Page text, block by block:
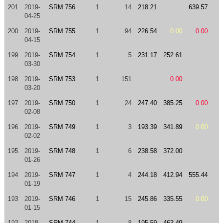
201
2019-
04-25
SRM 756 1 14 218.21 639.57
200
2019-
04-15
SRM 755 1 94 226.54 0.00 0.00
199
2019-
03-30
SRM 754 1 5 231.17 252.61
198
2019-
03-20
SRM 753 1 151 0.00
197
2019-
02-08
SRM 750 1 24 247.40 385.25 0.00
196
2019-
02-02
SRM 749 1 3 193.39 341.89 0.00
195
2019-
01-26
SRM 748 1 6 238.58 372.00
194
2019-
01-19
SRM 747 1 4 244.18 412.94 555.44
193
2019-
01-15
SRM 746 1 15 245.86 335.55 0.00